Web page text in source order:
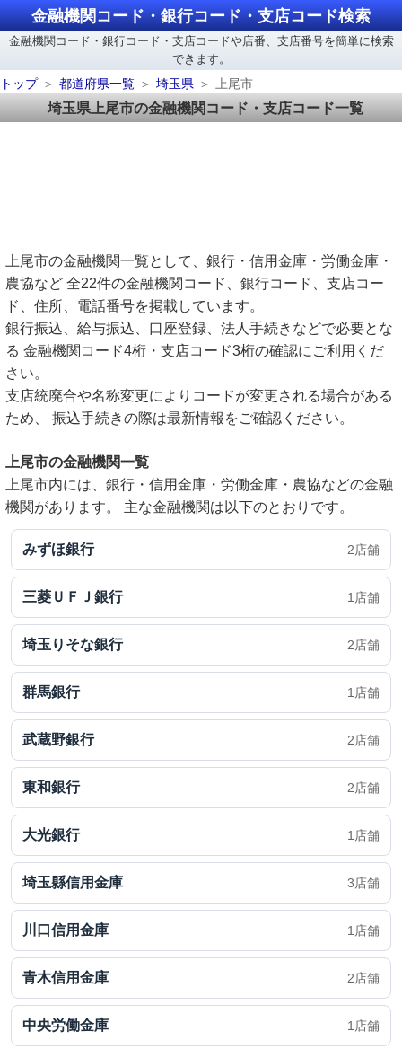
金融機関コード・銀行コード・支店コード検索
金融機関コード・銀行コード・支店コードや店番、支店番号を簡単に検索
できます。
トップ
都道府県一覧 埼玉県 上尾市
埼玉県上尾市の金融機関コード・支店コード一覧
上尾市の金融機関一覧として、銀行・信用金庫・労働金庫・
農協など 全22件の金融機関コード、銀行コード、支店コー
ド、住所、電話番号を掲載しています。
銀行振込、給与振込、口座登録、法人手続きなどで必要とな
る 金融機関コード4桁・支店コード3桁の確認にご利用くだ
さい。
支店統廃合や名称変更によりコードが変更される場合がある
ため、 振込手続きの際は最新情報をご確認ください。
上尾市の金融機関一覧
上尾市内には、銀行・信用金庫・労働金庫・農協などの金融
機関があります。 主な金融機関は以下のとおりです。
みずほ銀行 2店舗
三菱ＵＦＪ銀行 1店舗
埼玉りそな銀行 2店舗
群馬銀行 1店舗
武蔵野銀行 2店舗
東和銀行 2店舗
大光銀行 1店舗
埼玉縣信用金庫 3店舗
川口信用金庫 1店舗
青木信用金庫 2店舗
中央労働金庫 1店舗